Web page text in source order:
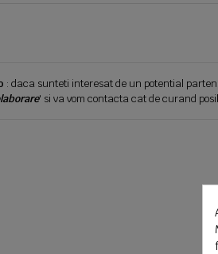
: daca sunteti interesat de un potential
' si va vom contacta cat de curand